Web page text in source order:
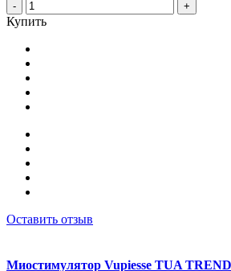
- +
Купить
Оставить отзыв
Миостимулятор Vupiesse TUA